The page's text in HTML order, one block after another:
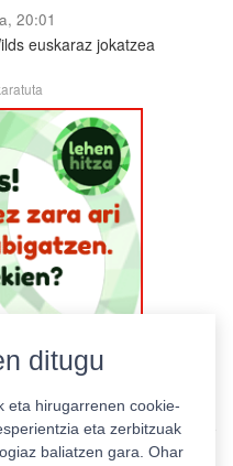
20:01
euskaraz jokatzea
ditugu
eta hirugarrenen cookie-
eta zerbitzuak
baliatzen gara. Ohar